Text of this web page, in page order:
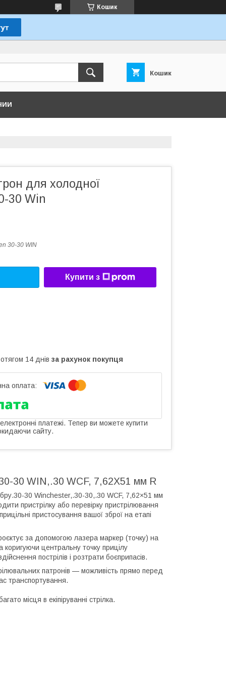
Кошик
Кошик
для холодної
30 Win
30-30 WIN
Купити з
14 днів за рахунок покупця
платежі. Тепер ви можете купити
сайту.
30 WIN,.30 WCF, 7,62X51 мм R
30 Winchester,.30-30,.30 WCF, 7,62×51 мм
пристрілку або перевірку пристрілювання
пристосування вашої зброї на етапі
за допомогою лазера маркер (точку) на
центральну точку прицілу
пострілів і розтрати боєприпасів.
патронів — можливість прямо перед
транспортування.
місця в екіпіруванні стрілка.